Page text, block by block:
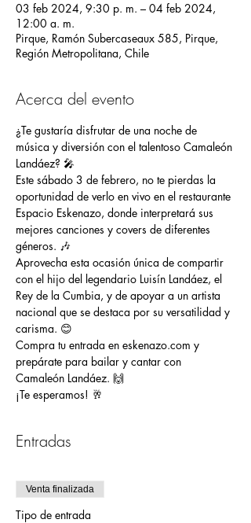
03 feb 2024, 9:30 p. m. – 04 feb 2024,
12:00 a. m.
Pirque, Ramón Subercaseaux 585, Pirque,
Región Metropolitana, Chile
Acerca del evento
¿Te gustaría disfrutar de una noche de
música y diversión con el talentoso Camaleón
Landáez? 🎤
Este sábado 3 de febrero, no te pierdas la
oportunidad de verlo en vivo en el restaurante
Espacio Eskenazo, donde interpretará sus
mejores canciones y covers de diferentes
géneros. 🎶
Aprovecha esta ocasión única de compartir
con el hijo del legendario Luisín Landáez, el
Rey de la Cumbia, y de apoyar a un artista
nacional que se destaca por su versatilidad y
carisma. 😊
Compra tu entrada en eskenazo.com y
prepárate para bailar y cantar con
Camaleón Landáez. 🙌
¡Te esperamos! 🥂
Entradas
Venta finalizada
Tipo de entrada